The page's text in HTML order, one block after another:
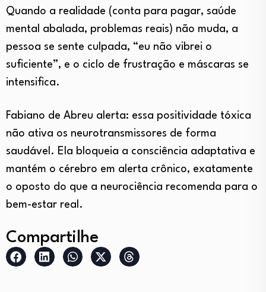
Quando a realidade (conta para pagar, saúde
mental abalada, problemas reais) não muda, a
pessoa se sente culpada, “eu não vibrei o
suficiente”, e o ciclo de frustração e máscaras se
intensifica.
Fabiano de Abreu alerta: essa positividade tóxica
não ativa os neurotransmissores de forma
saudável. Ela bloqueia a consciência adaptativa e
mantém o cérebro em alerta crônico, exatamente
o oposto do que a neurociência recomenda para o
bem-estar real.
Compartilhe